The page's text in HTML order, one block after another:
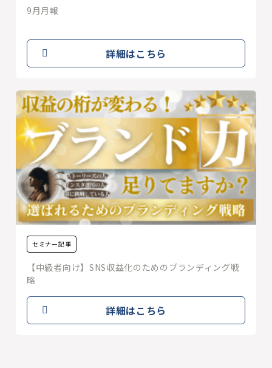
9月月報
詳細はこちら
セミナー記事
【中級者向け】SNS収益化のためのブランディング戦
略
詳細はこちら